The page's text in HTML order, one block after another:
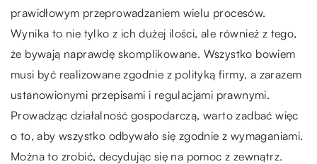
prawidłowym przeprowadzaniem wielu procesów.
Wynika to nie tylko z ich dużej ilości, ale również z tego,
że bywają naprawdę skomplikowane. Wszystko bowiem
musi być realizowane zgodnie z polityką firmy, a zarazem
ustanowionymi przepisami i regulacjami prawnymi.
Prowadząc działalność gospodarczą, warto zadbać więc
o to, aby wszystko odbywało się zgodnie z wymaganiami.
Można to zrobić, decydując się na pomoc z zewnątrz.